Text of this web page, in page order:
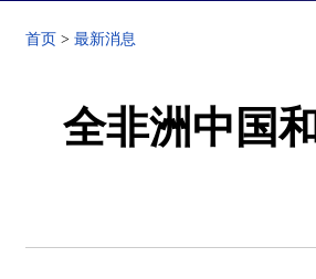
首页 > 最新消息
全非洲中国